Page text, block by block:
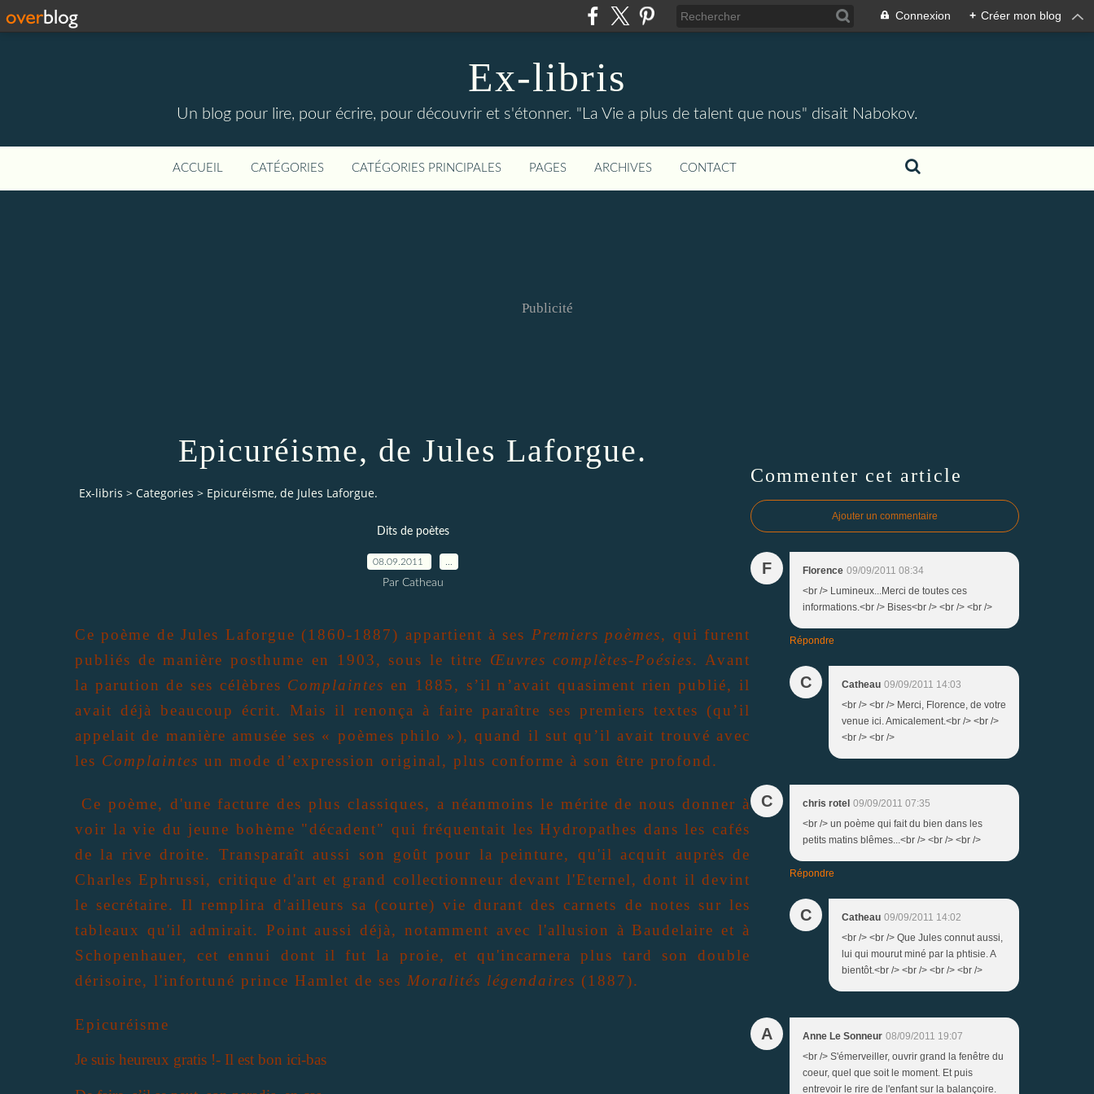
Connexion + Créer mon blog
Ex-libris
Un blog pour lire, pour écrire, pour découvrir et s'étonner. "La Vie a plus de talent que nous" disait Nabokov.
ACCUEIL CATÉGORIES CATÉGORIES PRINCIPALES PAGES ARCHIVES CONTACT
Publicité
Epicuréisme, de Jules Laforgue.
Ex-libris > Categories > Epicuréisme, de Jules Laforgue.
Dits de poètes
08.09.2011
Par Catheau
Ce poème de Jules Laforgue (1860-1887) appartient à ses Premiers poèmes, qui furent
publiés de manière posthume en 1903, sous le titre Œuvres complètes-Poésies. Avant
la parution de ses célèbres Complaintes en 1885, s’il n’avait quasiment rien publié, il
avait déjà beaucoup écrit. Mais il renonça à faire paraître ses premiers textes (qu’il
appelait de manière amusée ses « poèmes philo »), quand il sut qu’il avait trouvé avec
les Complaintes un mode d’expression original, plus conforme à son être profond.
Ce poème, d'une facture des plus classiques, a néanmoins le mérite de nous donner à
voir la vie du jeune bohème "décadent" qui fréquentait les Hydropathes dans les cafés
de la rive droite. Transparaît aussi son goût pour la peinture, qu'il acquit auprès de
Charles Ephrussi, critique d'art et grand collectionneur devant l'Eternel, dont il devint
le secrétaire. Il remplira d'ailleurs sa (courte) vie durant des carnets de notes sur les
tableaux qu'il admirait. Point aussi déjà, notamment avec l'allusion à Baudelaire et à
Schopenhauer, cet ennui dont il fut la proie, et qu'incarnera plus tard son double
dérisoire, l'infortuné prince Hamlet de ses Moralités légendaires (1887).
Epicuréisme
Je suis heureux gratis !- Il est bon ici-bas
Commenter cet article
Ajouter un commentaire
F Florence 09/09/2011 08:34
<br /> Lumineux...Merci de toutes ces
informations.<br /> Bises<br /> <br /> <br />
Répondre
C Catheau 09/09/2011 14:03
<br /> <br /> Merci, Florence, de votre
venue ici. Amicalement.<br /> <br />
<br /> <br />
C chris rotel 09/09/2011 07:35
<br /> un poème qui fait du bien dans les
petits matins blêmes...<br /> <br /> <br />
Répondre
C Catheau 09/09/2011 14:02
<br /> <br /> Que Jules connut aussi,
lui qui mourut miné par la phtisie. A
bientôt.<br /> <br /> <br /> <br />
A Anne Le Sonneur 08/09/2011 19:07
<br /> S'émerveiller, ouvrir grand la fenêtre du
coeur, quel que soit le moment. Et puis
entrevoir le rire de l'enfant sur la balançoire.